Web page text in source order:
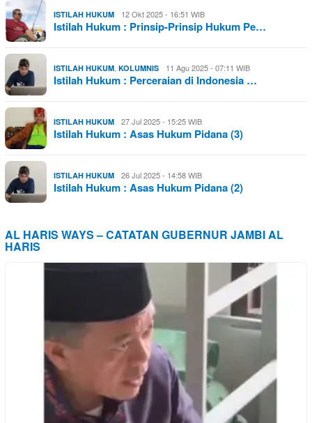
ISTILAH HUKUM 12 Okt 2025 - 16:51 WIB
Istilah Hukum : Prinsip-Prinsip Hukum Pe…
ISTILAH HUKUM, KOLUMNIS 11 Agu 2025 - 07:11 WIB
Istilah Hukum : Perceraian di Indonesia …
ISTILAH HUKUM 27 Jul 2025 - 15:25 WIB
Istilah Hukum : Asas Hukum Pidana (3)
ISTILAH HUKUM 26 Jul 2025 - 14:58 WIB
Istilah Hukum : Asas Hukum Pidana (2)
AL HARIS WAYS – CATATAN GUBERNUR JAMBI AL
HARIS